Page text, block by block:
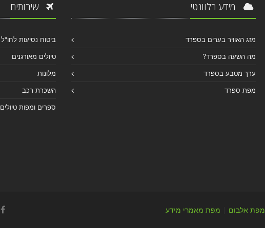
מידע רלוונטי
מזג האוויר בערים בספרד
מה השעה בספרד?
ערך מטבע בספרד
מפת ספרד
שירותים
ביטוח נסיעות לחו"ל
טיולים מאורגנים
מלונות
השכרת רכב
ספרים ומפות טיולים
מפת אלבום
מפת מאמרי מידע